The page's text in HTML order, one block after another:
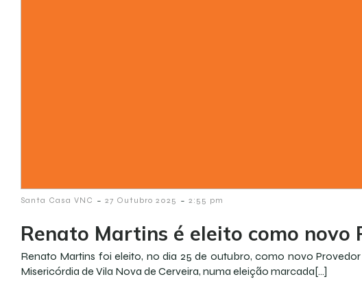
Santa Casa VNC - 27 Outubro 2025 - 2:55 pm
Renato Martins é eleito como novo
Renato Martins foi eleito, no dia 25 de outubro, como novo Provedor
Misericórdia de Vila Nova de Cerveira, numa eleição marcada[…]